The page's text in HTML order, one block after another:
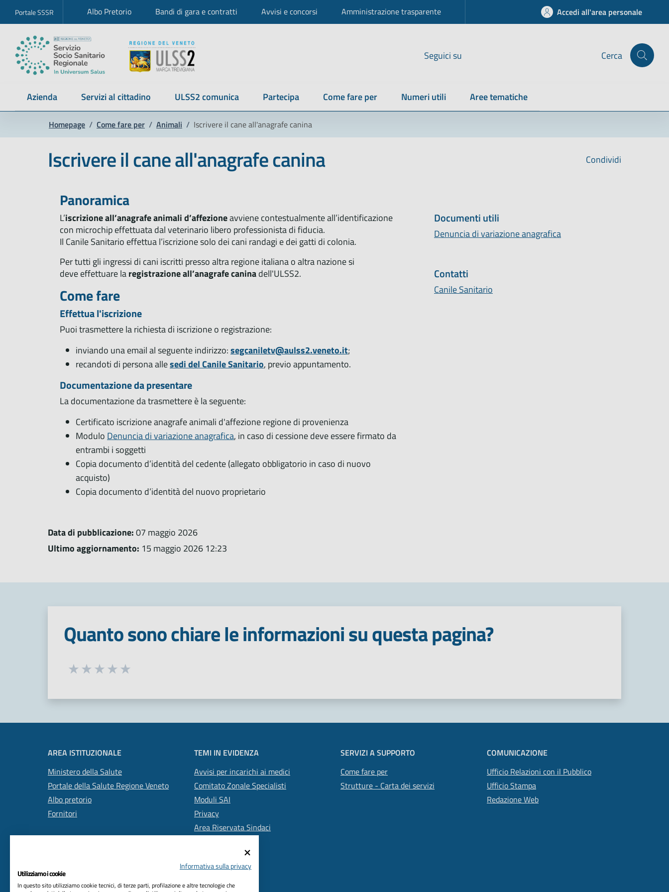
Portale SSSR Albo Pretorio Bandi di gara e contratti Avvisi e concorsi Amministrazione trasparente Accedi all'area personale
Seguici su Cerca
Azienda Servizi al cittadino ULSS2 comunica Partecipa Come fare per Numeri utili Aree tematiche
Homepage / Come fare per / Animali / Iscrivere il cane all'anagrafe canina
Condividi
Iscrivere il cane all'anagrafe canina
Panoramica
L’iscrizione all’anagrafe animali d’affezioneavviene contestualmente all’identificazione
con microchip effettuata dal veterinario libero professionista di fiducia.
Il Canile Sanitario effettua l’iscrizione solo dei cani randagi e dei gatti di colonia.
Per tutti gli ingressi di cani iscritti presso altra regione italiana o altra nazione si
deve effettuare laregistrazione all’anagrafe caninadell'ULSS2.
Come fare
Effettua l'iscrizione
Puoi trasmettere la richiesta di iscrizione o registrazione:
inviando una email al seguente indirizzo:segcaniletv@aulss2.veneto.it;
recandoti di persona allesedi del Canile Sanitario, previo appuntamento.
Documentazione da presentare
La documentazione da trasmettere è la seguente:
Certificato iscrizione anagrafe animali d'affezione regione di provenienza
Modulo Denuncia di variazione anagrafica, in caso di cessione deve essere firmato da
entrambi i soggetti
Copia documento d’identità del cedente (allegato obbligatorio in caso di nuovo
acquisto)
Copia documento d’identità del nuovo proprietario
Documenti utili
Denuncia di variazione anagrafica
Contatti
Canile Sanitario
Data di pubblicazione:07 maggio 2026
Ultimo aggiornamento: 15 maggio 2026 12:23
Quanto sono chiare le informazioni su questa pagina?
Seleziona una valutazione da 1 a 5 stelle
AREA ISTITUZIONALE
Ministero della Salute
Portale della Salute Regione Veneto
Albo pretorio
Fornitori
TEMI IN EVIDENZA
Avvisi per incarichi ai medici
Comitato Zonale Specialisti
Moduli SAI
Privacy
Area Riservata Sindaci
SERVIZI A SUPPORTO
Come fare per
Strutture - Carta dei servizi
COMUNICAZIONE
Ufficio Relazioni con il Pubblico
Ufficio Stampa
Redazione Web
Informativa sulla privacy
Utilizziamo i cookie
In questo sito utilizziamo cookie tecnici, di terze parti, profilazione e altre tecnologie che